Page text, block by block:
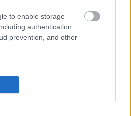
to enable storage
authentication
prevention, and other
του που έγραφε ένα γράμμα. Κάποια
μια ιστορία που συνέβη
στην μεγάλη έρημο Σαχάρα των